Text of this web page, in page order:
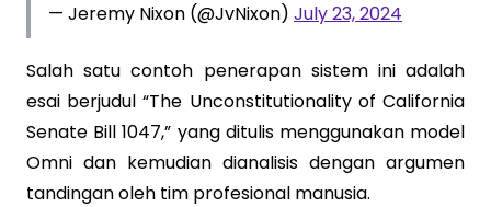
— Jeremy Nixon (@JvNixon) July 23, 2024
Salah satu contoh penerapan sistem ini adalah
esai berjudul “The Unconstitutionality of California
Senate Bill 1047,” yang ditulis menggunakan model
Omni dan kemudian dianalisis dengan argumen
tandingan oleh tim profesional manusia.